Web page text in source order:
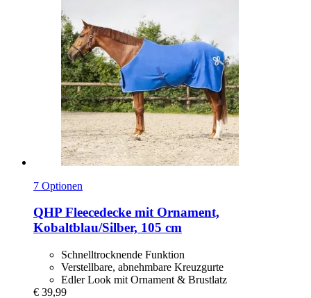
7 Optionen
QHP Fleecedecke mit Ornament,
Kobaltblau/Silber, 105 cm
Schnelltrocknende Funktion
Verstellbare, abnehmbare Kreuzgurte
Edler Look mit Ornament & Brustlatz
€ 39,99